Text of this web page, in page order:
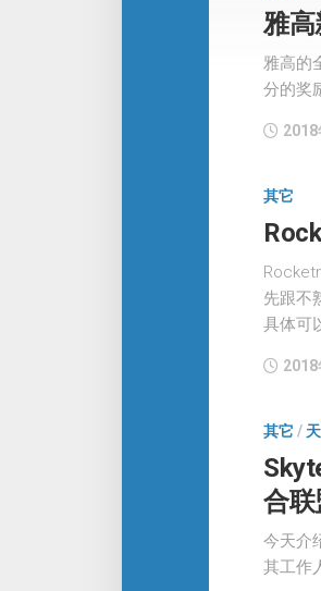
雅高
雅高的
分的奖
2018
其它
先跟不
具体可
2018
其它 /
合联
今天介
其工作